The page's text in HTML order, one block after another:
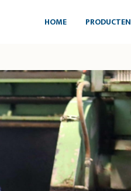
HOME PRODUCTEN